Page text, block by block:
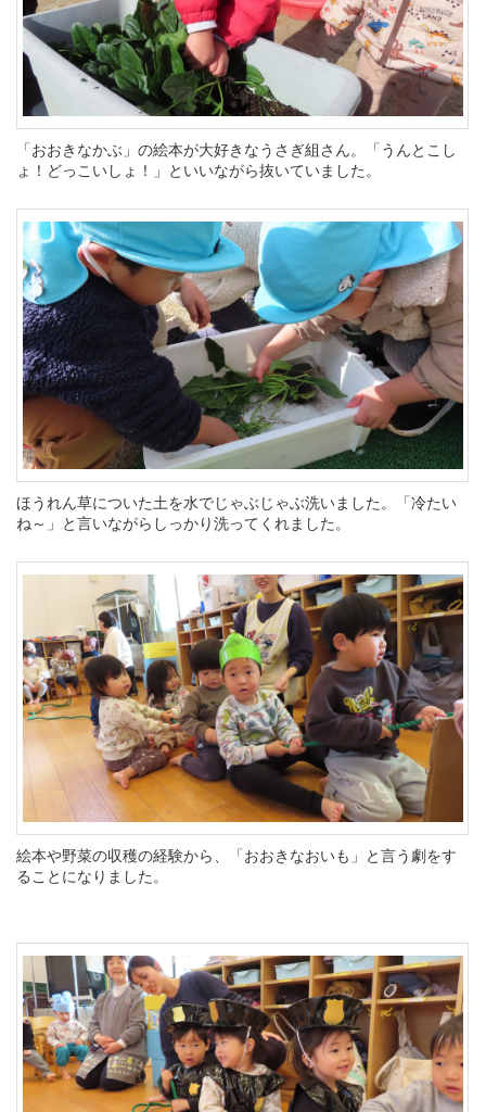
「おおきなかぶ」の絵本が大好きなうさぎ組さん。「うんとこし
ょ！どっこいしょ！」といいながら抜いていました。
ほうれん草についた土を水でじゃぶじゃぶ洗いました。「冷たい
ね～」と言いながらしっかり洗ってくれました。
絵本や野菜の収穫の経験から、「おおきなおいも」と言う劇をす
ることになりました。